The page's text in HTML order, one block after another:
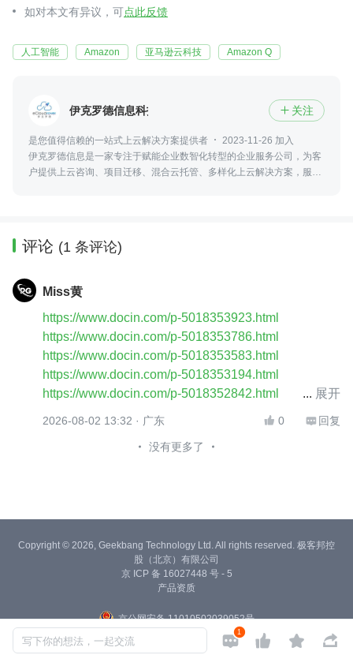
如对本文有异议，可点此反馈
人工智能 Amazon 亚马逊云科技 Amazon Q
伊克罗德信息科技  关注
是您值得信赖的一站式上云解决⽅案提供者
2023-11-26 加入
伊克罗德信息是一家专注于赋能企业数智化转型的企业服务公司，为客
户提供上云咨询、项目迁移、混合云托管、多样化上云解决方案，服务
评论 (1 条评论)
Miss黄
https://www.docin.com/p-5018353923.html
https://www.docin.com/p-5018353786.html
https://www.docin.com/p-5018353583.html
https://www.docin.com/p-5018353194.html
https://www.docin.com/p-5018352842.html
https://www.docin.com/p-5018352758.html
https://www.docin.com/p-5018352414.html
https://www.docin.com/p-5016631671.html
https://www.docin.com/p-5016590336.html
https://www.docin.com/p-5016590232.html
https://www.docin.com/p-5016590226.html
https://www.docin.com/p-5016590204.html
展开
2026-08-02 13:32 · 广东  0  回复
没有更多了
写下你的想法，一起交流 
1   
Copyright © 2026, Geekbang Technology Ltd. All rights reserved. 极客邦控
股（北京）有限公司
京 ICP 备 16027448 号 - 5
产品资质
京公网安备 11010502039052号